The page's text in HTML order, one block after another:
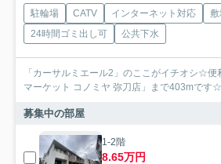
駐輪場 CATV インターネット対応
24時間ゴミ出し可
公共下水
「カーサルミエール2」のここがイチオシ☆便
マーケット コノミヤ 弥刀店」まで403mです☆
募集中の部屋
1-2階
8.65万円